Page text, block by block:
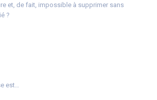
et, de fait, impossible à supprimer sans
?
est…